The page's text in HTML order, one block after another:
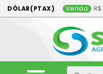
DÓLAR(PTAX) Venda